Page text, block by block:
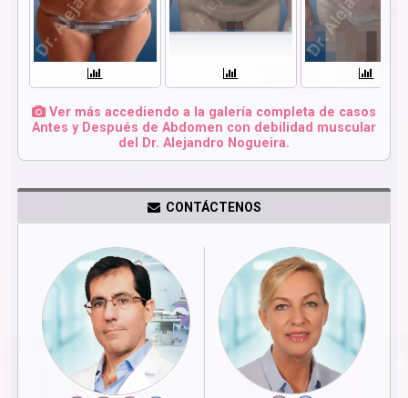
Ver más accediendo a la galería completa de casos
Antes y Después de Abdomen con debilidad muscular
del Dr. Alejandro Nogueira.
CONTÁCTENOS